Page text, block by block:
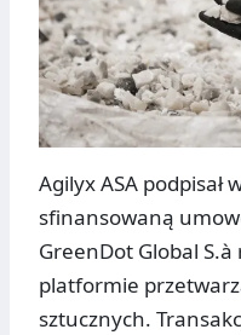
Agilyx ASA podpisał
sfinansowaną
GreenDot Global
platformie
sztucznych.